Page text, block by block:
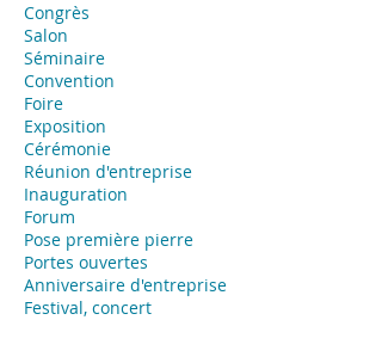
Congrès
Salon
Séminaire
Convention
Foire
Exposition
​Cérémonie
Réunion d'entreprise
Inauguration
Forum
Pose première pierre
Portes ouvertes
Anniversaire d'entreprise
Festival, concert